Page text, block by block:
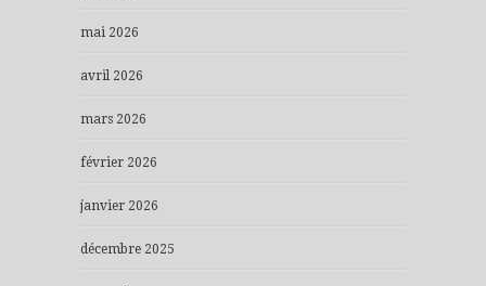
mai 2026
avril 2026
mars 2026
février 2026
janvier 2026
décembre 2025